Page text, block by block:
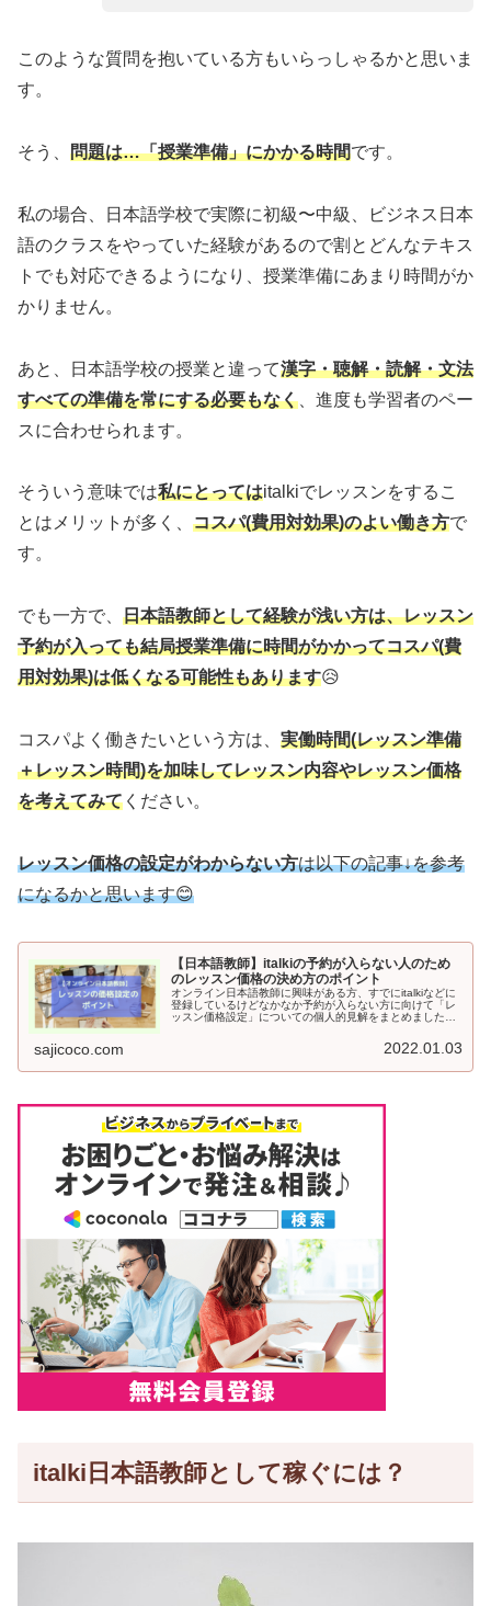
このような質問を抱いている方もいらっしゃるかと思いま
す。
そう、 問題は…「授業準備」にかかる時間です。
私の場合、日本語学校で実際に初級〜中級、ビジネス日本
語のクラスをやっていた経験があるので割とどんなテキス
トでも対応できるようになり、授業準備にあまり時間がか
かりません。
あと、日本語学校の授業と違って漢字・聴解・読解・文法
すべての準備を常にする必要もなく 、進度も学習者のペー
スに合わせられます。
そういう意味では私にとってはitalkiでレッスンをするこ
とはメリットが多く、 コスパ(費用対効果)のよい働き方で
す。
でも一方で、 日本語教師として経験が浅い方は、レッスン
予約が入っても結局授業準備に時間がかかってコスパ(費
用対効果)は低くなる可能性もあります😥
コスパよく働きたいという方は、 実働時間(レッスン準備
＋レッスン時間)を加味してレッスン内容やレッスン価格
を考えてみて ください。
レッスン価格の設定がわからない方は以下の記事↓を参考
になるかと思います😊
【日本語教師】italkiの予約が入らない人のため
のレッスン価格の決め方のポイント
オンライン日本語教師に興味がある方、すでにitalkiなどに
登録しているけどなかなか予約が入らない方に向けて「レ
ッスン価格設定」についての個人的見解をまとめました。
sajicoco.com 2022.01.03
italki日本語教師として稼ぐには？